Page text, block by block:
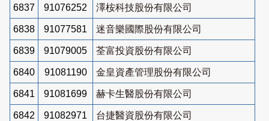
6837 91076252 澤桉科技股份有限公司
6838 91077581 迷音樂國際股份有限公司
6839 91079005 荃富投資股份有限公司
6840 91081190 金皇資產管理股份有限公司
6841 91081699 赫卡生醫股份有限公司
6842 91082971 台捷醫資股份有限公司